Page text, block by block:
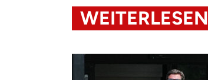
WEITERLESEN